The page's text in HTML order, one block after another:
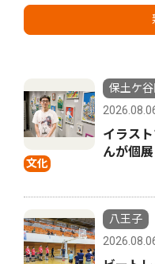
文化
保土ケ
イラス
んが個展
八王子